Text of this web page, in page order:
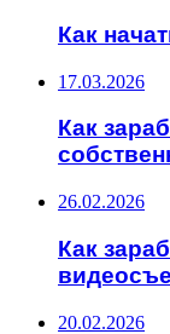
Как
17.03.2026
Как
26.02.2026
Как
20.02.2026